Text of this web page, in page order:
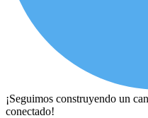
¡Seguimos construyendo un
conectado!